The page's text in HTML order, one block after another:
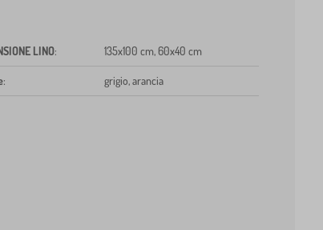
LINO: 135x100 cm, 60x40 cm
: grigio, arancia